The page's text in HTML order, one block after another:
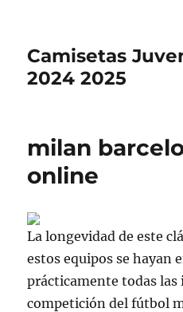
Camisetas
2024 2025
milan
online
La longevidad de este
estos equipos se hayan
prácticamente todas las
competición del fútbol